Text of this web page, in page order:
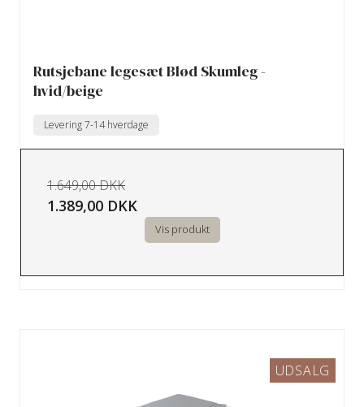
Rutsjebane legesæt Blød Skumleg -
hvid/beige
Levering 7-14 hverdage
1.649,00 DKK
1.389,00 DKK
Vis produkt
UDSALG